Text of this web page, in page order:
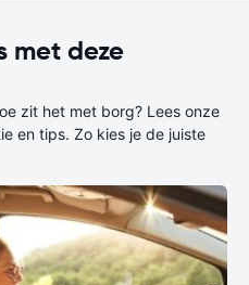
met deze
zit het met borg? Lees onze
en tips. Zo kies je de juiste